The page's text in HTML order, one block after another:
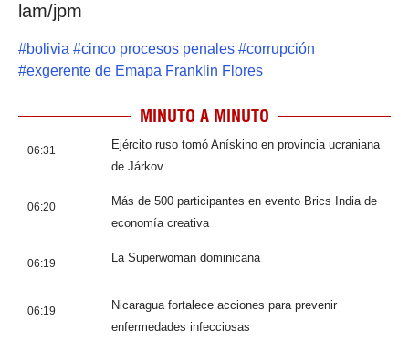
lam/jpm
#bolivia #cinco procesos penales #corrupción
#exgerente de Emapa Franklin Flores
MINUTO A MINUTO
06:31
Ejército ruso tomó Anískino en provincia ucraniana
de Járkov
06:20
Más de 500 participantes en evento Brics India de
economía creativa
06:19 La Superwoman dominicana
06:19
Nicaragua fortalece acciones para prevenir
enfermedades infecciosas